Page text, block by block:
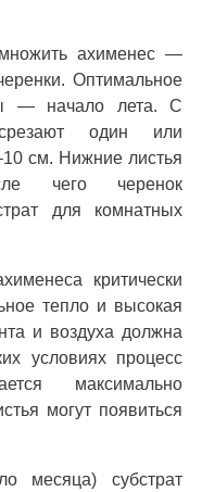
ахименес —
Оптимальное
— начало лета. С
один или
см. Нижние листья
чего черенок
для комнатных
критически
тепло и высокая
и воздуха должна
условиях процесс
максимально
могут появиться
месяца) субстрат